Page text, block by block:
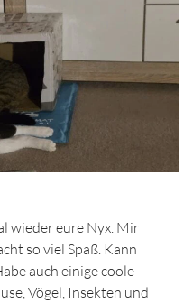
wieder eure Nyx. Mir
so viel Spaß. Kann
auch einige coole
Vögel, Insekten und